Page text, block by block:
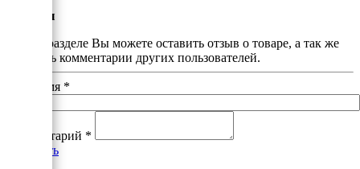
Отзывы
В этом разделе Вы можете оставить отзыв о товаре, а так же
почитать комментарии других пользователей.
Ваше имя *
Комментарий *
Добавить